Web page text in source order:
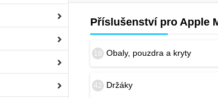
Příslušenství pro Apple
18 Obaly, pouzdra a kryty
42 Držáky